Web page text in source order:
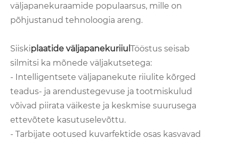
väljapanekuraamide populaarsus, mille on
põhjustanud tehnoloogia areng.
Siiskiplaatide väljapanekuriiul Tööstus seisab
silmitsi ka mõnede väljakutsetega:
- Intelligentsete väljapanekute riiulite kõrged
teadus- ja arendustegevuse ja tootmiskulud
võivad piirata väikeste ja keskmise suurusega
ettevõtete kasutuselevõttu.
- Tarbijate ootused kuvarfektide osas kasvavad